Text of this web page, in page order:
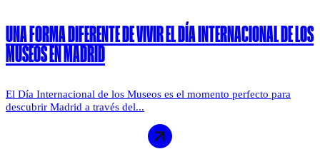
UNA FORMA DIFERENTE DE VIVIR EL DÍA INTERNACIONAL DE LOS
MUSEOS EN MADRID
El Día Internacional de los Museos es el momento perfecto para
descubrir Madrid a través del...